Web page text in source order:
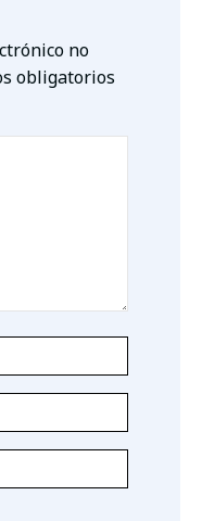
no
obligatorios